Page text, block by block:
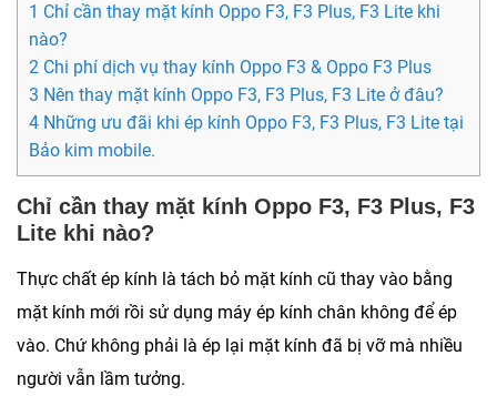
1 Chỉ cần thay mặt kính Oppo F3, F3 Plus, F3 Lite khi
nào?
2 Chi phí dịch vụ thay kính Oppo F3 & Oppo F3 Plus
3 Nên thay mặt kính Oppo F3, F3 Plus, F3 Lite ở đâu?
4 Những ưu đãi khi ép kính Oppo F3, F3 Plus, F3 Lite tại
Bảo kim mobile.
Chỉ cần thay mặt kính Oppo F3, F3 Plus, F3
Lite khi nào?
Thực chất ép kính là tách bỏ mặt kính cũ thay vào bằng
mặt kính mới rồi sử dụng máy ép kính chân không để ép
vào. Chứ không phải là ép lại mặt kính đã bị vỡ mà nhiều
người vẫn lầm tưởng.